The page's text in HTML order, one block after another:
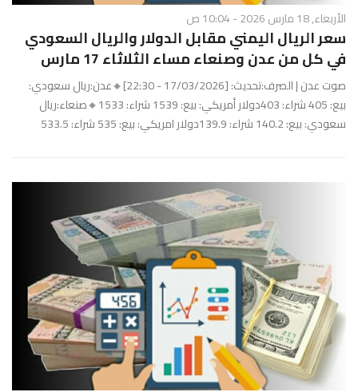
الأربعاء, 18 مارس 2026 - 10:04 ص
سعر الريال اليمني مقابل الدولار والريال السعودي
في كل من عدن وصنعاء مساء الثلاثاء 17 مارس
صوت عدن | الصرف:تحديث: [17/03/2026 - 22:30]🔸عدن:ريال سعودي:
بيع: 405 شراء: 403دولار أمريكي: بيع: 1539 شراء: 1533🔸صنعاء:ريال
سعودي: بيع: 140.2 شراء: 139.9دولار امريكي: بيع: 535 شراء: 533.5